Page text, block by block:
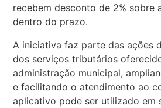
recebem desconto de 2% sobre
dentro do prazo.
A iniciativa faz parte das ações
dos serviços tributários
administração municipal,
e facilitando o atendimento ao
aplicativo pode ser utilizado em